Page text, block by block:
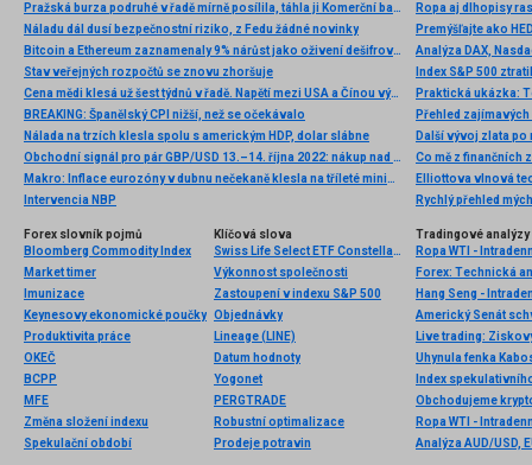
Pražská burza podruhé v řadě mírně posílila, táhla ji Komerční banka a Moneta
Náladu dál dusí bezpečnostní riziko, z Fedu žádné novinky
Bitcoin a Ethereum zaznamenaly 9% nárůst jako oživení dešifrovacích trhů
Stav veřejných rozpočtů se znovu zhoršuje
Cena mědi klesá už šest týdnů v řadě. Napětí mezi USA a Čínou výhledu nepomáhá
BREAKING: Španělský CPI nižší, než se očekávalo
Nálada na trzích klesla spolu s americkým HDP, dolar slábne
Obchodní signál pro pár GBP/USD 13.–14. října 2022: nákup nad úrovní 1,1060 (21 SMA)
Makro: Inflace eurozóny v dubnu nečekaně klesla na tříleté minimum
Intervencia NBP
Ropa aj dlhopisy
Premýšľajte ako
Index S&P 500
Praktická ukázka:
Přehled
Další vývoj zlata
Co mě z finančních
Rychlý přehled
Forex slovník pojmů
Bloomberg Commodity Index
Market timer
Imunizace
Keynesovy ekonomické poučky
Produktivita práce
OKEČ
BCPP
MFE
Změna složení indexu
Spekulační období
Klíčová slova
Swiss Life Select ETF Constellation
Výkonnost společnosti
Zastoupení v indexu S&P 500
Objednávky
Lineage (LINE)
Datum hodnoty
Yogonet
PERGTRADE
Robustní optimalizace
Prodeje potravin
Tradingové analýzy
Ropa WTI -
Forex: Technická
Hang Seng -
Americký Senát
Live trading:
Uhynula fenka
Index
Ropa WTI -
Analýza AUD/USD,